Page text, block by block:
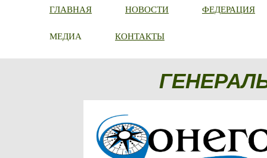
ГЛАВНАЯ НОВОСТИ ФЕДЕРАЦИЯ
МЕДИА КОНТАКТЫ